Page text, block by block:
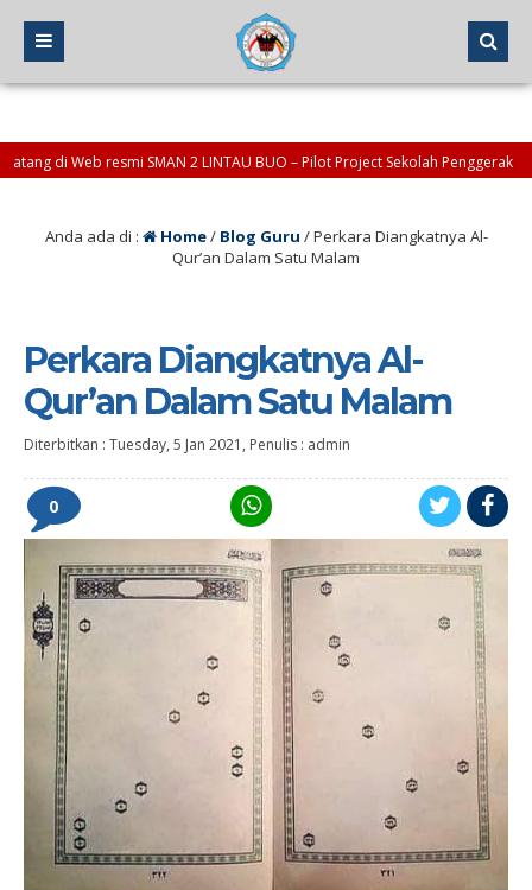
Web resmi SMAN 2 LINTAU BUO – Pilot Project Sekolah Penggerak
Anda ada di : Home/ Blog Guru /Perkara Diangkatnya Al-
Qur’an Dalam Satu Malam
Perkara Diangkatnya Al-
Qur’an Dalam Satu Malam
Diterbitkan : Tuesday, 5 Jan 2021 , Penulis : admin
0